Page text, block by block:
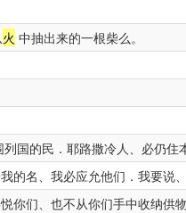
火 中抽出来的一根柴么。
国的民．耶路撒冷人、必仍住
的名、我必应允他们．我要
你们、也不从你们手中收纳供